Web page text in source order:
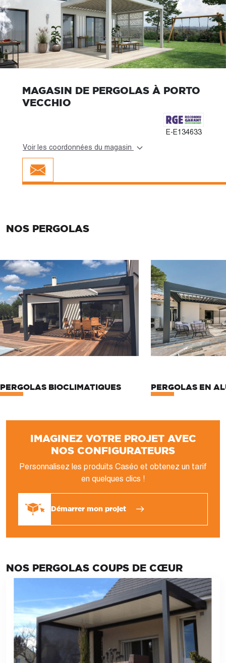
MAGASIN DE PERGOLAS À PORTO
VECCHIO
E-E134633
Voir les coordonnées du magasin
NOS PERGOLAS
PERGOLAS BIOCLIMATIQUES PERGOLAS EN
IMAGINEZ VOTRE PROJET AVEC
NOS CONFIGURATEURS
Personnalisez les produits Caséo et obtenez un tarif
en quelques clics !
Démarrer mon projet
NOS PERGOLAS COUPS DE CŒUR